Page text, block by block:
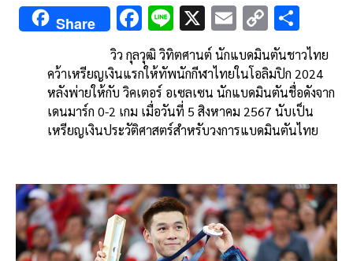
Share F
ac
e
b
o
o
Li
n
e
X E
m
ai
l
C
o
py
Li
n
k
h
ar
e
วิว กุลวุฒิ วิทิตศานต์ นักแบดมินตันชาวไทย
คว้าเหรียญเงินแรกให้ทัพนักกีฬาไทยในโอลิมปิก 2024
หลังพ่ายให้กับ วิคเตอร์ อเซลเซน นักแบดมินตันชื่อดังจาก
เดนมาร์ก 0-2 เกม เมื่อวันที่ 5 สิงหาคม 2567 นับเป็น
เหรียญเงินประวัติศาสตร์สำหรับวงการแบดมินตันไทย